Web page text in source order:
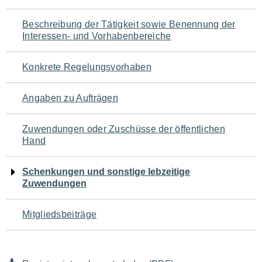
für
den
Seiteninhalt
Beschreibung der Tätigkeit sowie Benennung der
Interessen- und Vorhabenbereiche
Konkrete Regelungsvorhaben
Angaben zu Aufträgen
Zuwendungen oder Zuschüsse der öffentlichen
Hand
Schenkungen und sonstige lebzeitige
Zuwendungen
Mitgliedsbeiträge